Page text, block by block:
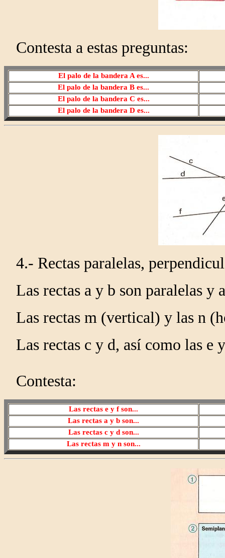
Contesta a estas preguntas:
El palo de la bandera A es...
El palo de la bandera B es...
El palo de la bandera C es...
El palo de la bandera D es...
4.- Rectas paralelas,
Las rectas a y b son paralelas y
Las rectas m (vertical) y las n
Las rectas c y d, así como las e
Contesta:
Las rectas e y f son...
Las rectas a y b son...
Las rectas c y d son...
Las rectas m y n son...